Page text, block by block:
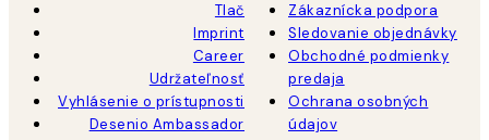
Tlač
Imprint
Career
Udržateľnosť
Vyhlásenie o prístupnosti
Desenio Ambassador
Zákaznícka podpora
Sledovanie objednávky
Obchodné podmienky
predaja
Ochrana osobných
údajov